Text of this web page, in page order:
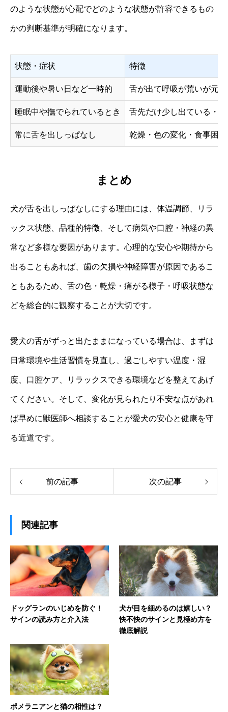
のような状態が心配でどのような状態が許容できるもの
かの判断基準が明確になります。
状態・症状 特徴
運動後や暑い日など一時的 舌が出て呼吸が荒いが元
睡眠中や撫でられているとき 舌先だけ少し出ている・
常に舌を出しっぱなし 乾燥・色の変化・食事困
まとめ
犬が舌を出しっぱなしにする理由には、体温調節、リラ
ックス状態、品種的特徴、そして病気や口腔・神経の異
常など多様な要因があります。心理的な安心や期待から
出ることもあれば、歯の欠損や神経障害が原因であるこ
ともあるため、舌の色・乾燥・痛がる様子・呼吸状態な
どを総合的に観察することが大切です。
愛犬の舌がずっと出たままになっている場合は、まずは
日常環境や生活習慣を見直し、過ごしやすい温度・湿
度、口腔ケア、リラックスできる環境などを整えてあげ
てください。そして、変化が見られたり不安な点があれ
ば早めに獣医師へ相談することが愛犬の安心と健康を守
る近道です。
前の記事 次の記事
関連記事
ドッグランのいじめを防ぐ！
サインの読み方と介入法
犬が目を細めるのは嬉しい？
快不快のサインと見極め方を
徹底解説
ポメラニアンと猫の相性は？